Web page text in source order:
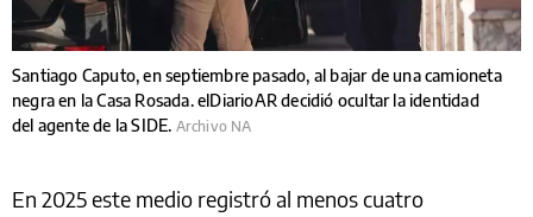
Santiago Caputo, en septiembre pasado, al bajar de una camioneta
negra en la Casa Rosada. elDiarioAR decidió ocultar la identidad
del agente de la SIDE. Archivo NA
En 2025 este medio registró al menos cuatro